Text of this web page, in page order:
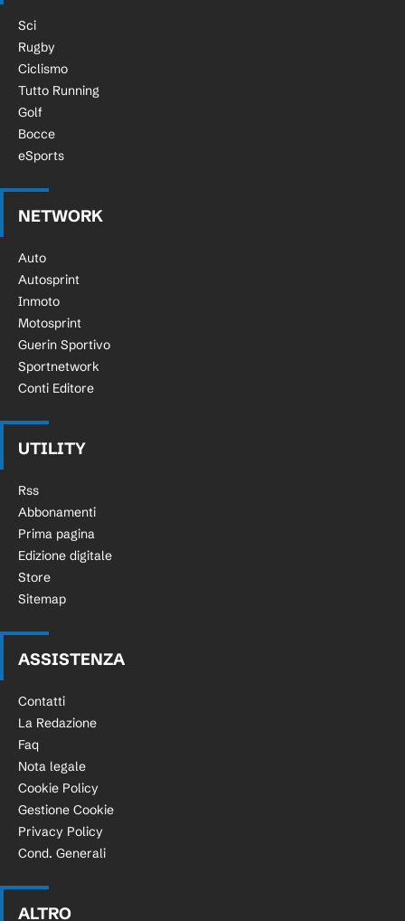
Sci
Rugby
Ciclismo
Tutto Running
Golf
Bocce
eSports
NETWORK
Auto
Autosprint
Inmoto
Motosprint
Guerin Sportivo
Sportnetwork
Conti Editore
UTILITY
Rss
Abbonamenti
Prima pagina
Edizione digitale
Store
Sitemap
ASSISTENZA
Contatti
La Redazione
Faq
Nota legale
Cookie Policy
Gestione Cookie
Privacy Policy
Cond. Generali
ALTRO